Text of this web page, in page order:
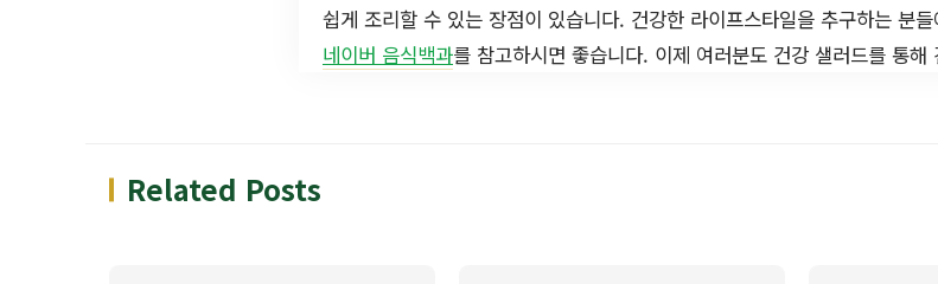
쉽게 조리할 수 있는 장점이 있습니다. 건강한 라이프스타일을 추구하는 분
네이버 음식백과를 참고하시면 좋습니다. 이제 여러분도 건강 샐러드를 통해
Related Posts